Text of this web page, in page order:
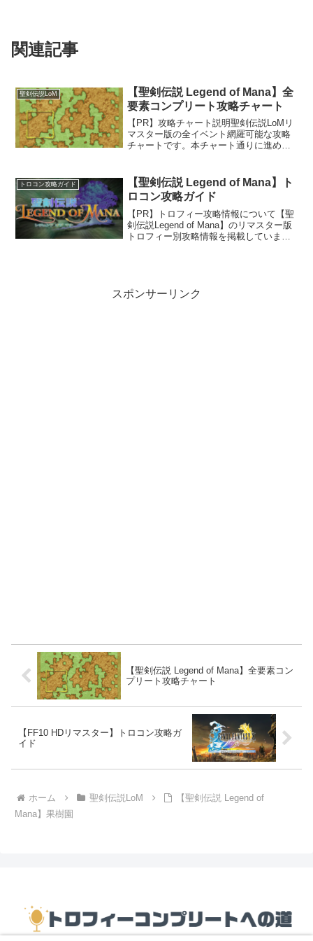
関連記事
聖剣伝説LoM
【聖剣伝説 Legend of Mana】全
要素コンプリート攻略チャート
【PR】攻略チャート説明聖剣伝説LoMリ
マスター版の全イベント網羅可能な攻略
チャートです。本チャート通りに進める
とができます。チャート内にはイベント
の攻略概要のみ記載し...
トロコン攻略ガイド
【聖剣伝説 Legend of Mana】ト
ロコン攻略ガイド
【PR】トロフィー攻略情報について【聖
剣伝説Legend of Mana】のリマスター版
トロフィー別攻略情報を掲載していま
スポンサーリンク
【聖剣伝説 Legend of Mana】全要素コン
プリート攻略チャート
【FF10 HDリマスター】トロコン攻略ガ
イド
ホーム 聖剣伝説LoM
【聖剣伝説 Legend of
Mana】果樹園